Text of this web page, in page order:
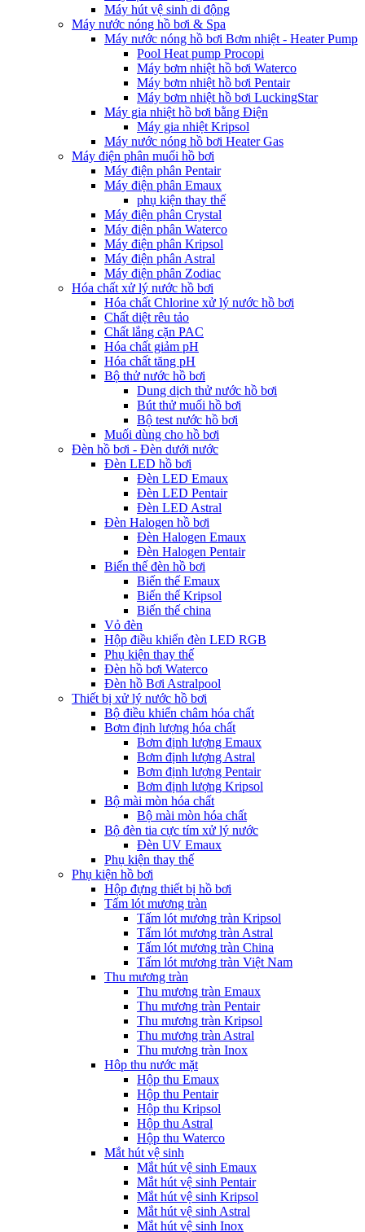
Máy hút vệ sinh di động
Máy nước nóng hồ bơi & Spa
Máy nước nóng hồ bơi Bơm nhiệt - Heater Pump
Pool Heat pump Procopi
Máy bơm nhiệt hồ bơi Waterco
Máy bơm nhiệt hồ bơi Pentair
Máy bơm nhiệt hồ bơi LuckingStar
Máy gia nhiệt hồ bơi bằng Điện
Máy gia nhiệt Kripsol
Máy nước nóng hồ bơi Heater Gas
Máy điện phân muối hồ bơi
Máy điện phân Pentair
Máy điện phân Emaux
phụ kiện thay thế
Máy điện phân Crystal
Máy điện phân Waterco
Máy điện phân Kripsol
Máy điện phân Astral
Máy điện phân Zodiac
Hóa chất xử lý nước hồ bơi
Hóa chất Chlorine xử lý nước hồ bơi
Chất diệt rêu tảo
Chất lắng cặn PAC
Hóa chất giảm pH
Hóa chất tăng pH
Bộ thử nước hồ bơi
Dung dịch thử nước hồ bơi
Bút thử muối hồ bơi
Bộ test nước hồ bơi
Muối dùng cho hồ bơi
Đèn hồ bơi - Đèn dưới nước
Đèn LED hồ bơi
Đèn LED Emaux
Đèn LED Pentair
Đèn LED Astral
Đèn Halogen hồ bơi
Đèn Halogen Emaux
Đèn Halogen Pentair
Biến thế đèn hồ bơi
Biến thế Emaux
Biến thế Kripsol
Biến thế china
Vỏ đèn
Hộp điều khiển đèn LED RGB
Phụ kiện thay thế
Đèn hồ bơi Waterco
Đèn hồ Bơi Astralpool
Thiết bị xử lý nước hồ bơi
Bộ điều khiển châm hóa chất
Bơm định lượng hóa chất
Bơm định lượng Emaux
Bơm định lượng Astral
Bơm định lượng Pentair
Bơm định lượng Kripsol
Bộ mài mòn hóa chất
Bộ mài mòn hóa chất
Bộ đèn tia cực tím xử lý nước
Đèn UV Emaux
Phụ kiện thay thế
Phụ kiện hồ bơi
Hộp đựng thiết bị hồ bơi
Tấm lót mương tràn
Tấm lót mương tràn Kripsol
Tấm lót mương tràn Astral
Tấm lót mương tràn China
Tấm lót mương tràn Việt Nam
Thu mương tràn
Thu mương tràn Emaux
Thu mương tràn Pentair
Thu mương tràn Kripsol
Thu mương tràn Astral
Thu mương tràn Inox
Hôp thu nước mặt
Hộp thu Emaux
Hộp thu Pentair
Hộp thu Kripsol
Hộp thu Astral
Hộp thu Waterco
Mắt hút vệ sinh
Mắt hút vệ sinh Emaux
Mắt hút vệ sinh Pentair
Mắt hút vệ sinh Kripsol
Mắt hút vệ sinh Astral
Mắt hút vệ sinh Inox